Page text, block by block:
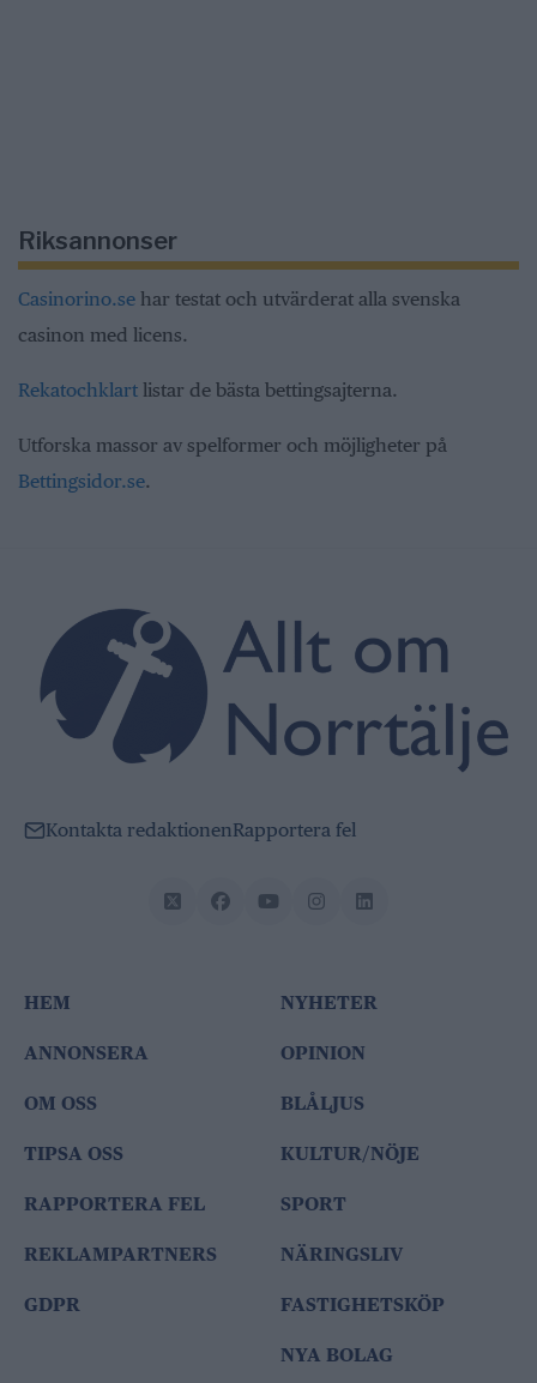
Riksannonser
Casinorino.se har testat och utvärderat alla svenska
casinon med licens.
Rekatochklart listar de bästa bettingsajterna.
Utforska massor av spelformer och möjligheter på
Bettingsidor.se.
Kontakta redaktionenRapportera fel
HEM
ANNONSERA
OM OSS
TIPSA OSS
RAPPORTERA FEL
REKLAMPARTNERS
GDPR
NYHETER
OPINION
BLÅLJUS
KULTUR/NÖJE
SPORT
NÄRINGSLIV
FASTIGHETSKÖP
NYA BOLAG